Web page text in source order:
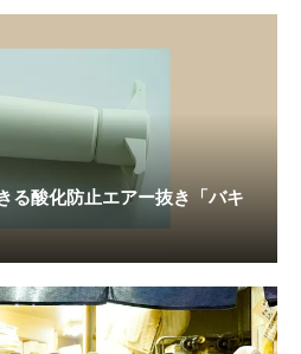
る酸化防止エアー抜き「バキ